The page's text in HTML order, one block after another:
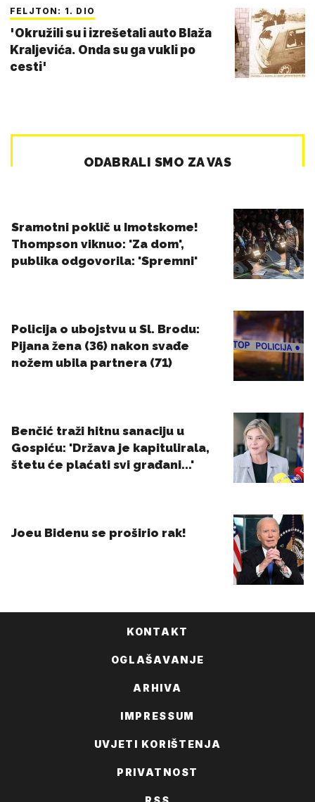
FELJTON: 1. DIO
'Okružili su i izrešetali auto Blaža
Kraljevića. Onda su ga vukli po
cesti'
KONTAKT
OGLAŠAVANJE
ARHIVA
IMPRESSUM
UVJETI KORIŠTENJA
PRIVATNOST